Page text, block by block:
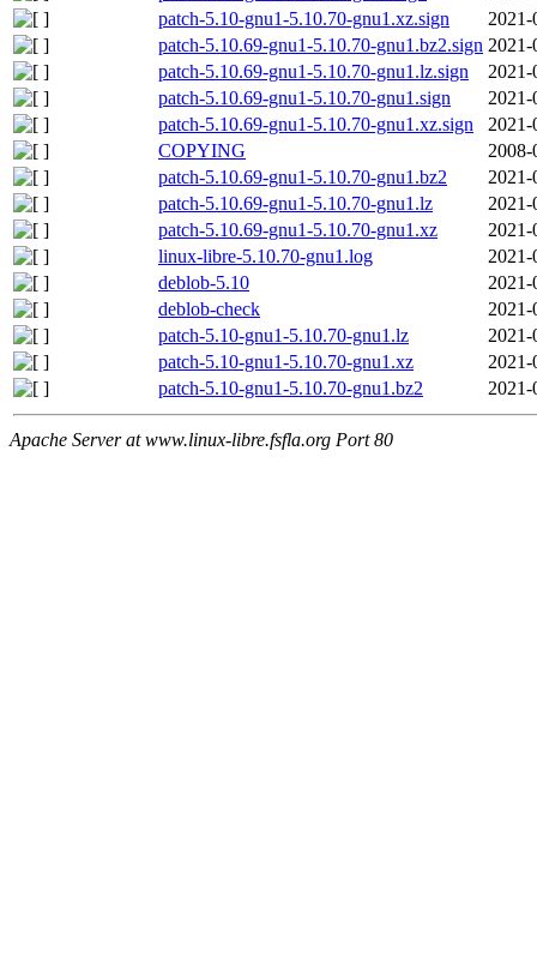
patch-5.10-gnu1-5.10.70-gnu1.xz.sign
2021-
patch-5.10.69-gnu1-5.10.70-gnu1.bz2.sign 2021-
patch-5.10.69-gnu1-5.10.70-gnu1.lz.sign
2021-
patch-5.10.69-gnu1-5.10.70-gnu1.sign
2021-
patch-5.10.69-gnu1-5.10.70-gnu1.xz.sign
2021-
COPYING
2008-
patch-5.10.69-gnu1-5.10.70-gnu1.bz2
2021-
patch-5.10.69-gnu1-5.10.70-gnu1.lz
2021-
patch-5.10.69-gnu1-5.10.70-gnu1.xz
2021-
linux-libre-5.10.70-gnu1.log
2021-
deblob-5.10
2021-
deblob-check
2021-
patch-5.10-gnu1-5.10.70-gnu1.lz
2021-
patch-5.10-gnu1-5.10.70-gnu1.xz
2021-
patch-5.10-gnu1-5.10.70-gnu1.bz2
2021-
Apache Server at www.linux-libre.fsfla.org Port 80